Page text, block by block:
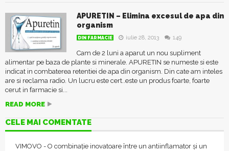
APURETIN – Elimina excesul de apa din
organism
DIN FARMACIE iulie 28, 2013 149
Cam de 2 luni a aparut un nou supliment
alimentar pe baza de plante si minerale. APURETIN se numeste si este
indicat in combaterea retentiei de apa din organism. Din cate am inteles
are si reclama radio. Un lucru este cert..este un produs foarte, foarte
cerut in farmacie si...
READ MORE
CELE MAI COMENTATE
VIMOVO - O combinație inovatoare între un antiinflamator și un